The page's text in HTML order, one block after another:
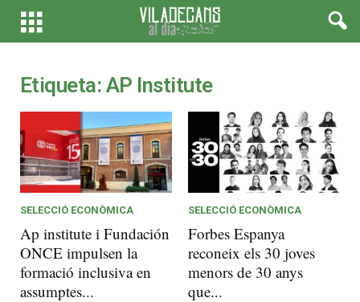
Etiqueta: AP Institute
SELECCIÓ ECONÒMICA
Ap institute i Fundación
ONCE impulsen la
formació inclusiva en
assumptes...
SELECCIÓ ECONÒMICA
Forbes Espanya
reconeix els 30 joves
menors de 30 anys
que...